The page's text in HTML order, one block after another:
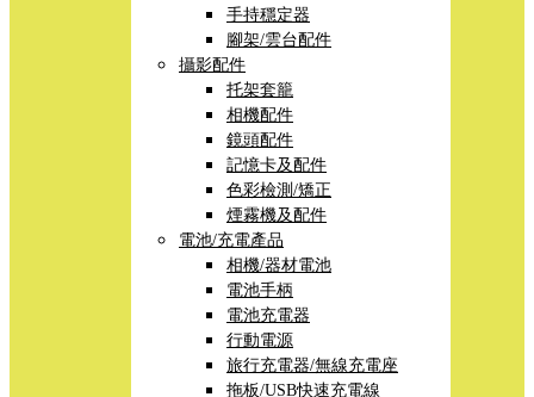
手持穩定器
腳架/雲台配件
攝影配件
托架套籠
相機配件
鏡頭配件
記憶卡及配件
色彩檢測/矯正
煙霧機及配件
電池/充電產品
相機/器材電池
電池手柄
電池充電器
行動電源
旅行充電器/無線充電座
拖板/USB快速充電線